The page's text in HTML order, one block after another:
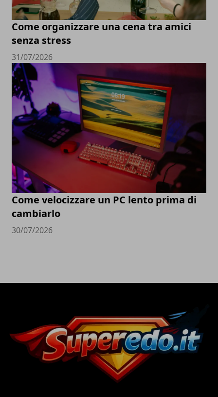
Come organizzare una cena tra amici
senza stress
31/07/2026
Come velocizzare un PC lento prima di
cambiarlo
30/07/2026